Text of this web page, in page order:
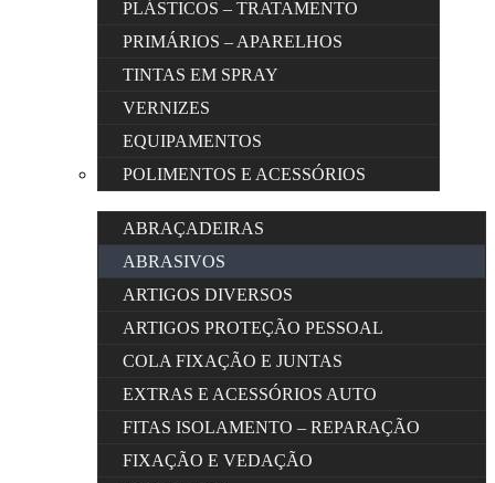
PLÁSTICOS – TRATAMENTO
PRIMÁRIOS – APARELHOS
TINTAS EM SPRAY
VERNIZES
EQUIPAMENTOS
POLIMENTOS E ACESSÓRIOS
ABRAÇADEIRAS
ABRASIVOS
ARTIGOS DIVERSOS
ARTIGOS PROTEÇÃO PESSOAL
COLA FIXAÇÃO E JUNTAS
EXTRAS E ACESSÓRIOS AUTO
FITAS ISOLAMENTO – REPARAÇÃO
FIXAÇÃO E VEDAÇÃO